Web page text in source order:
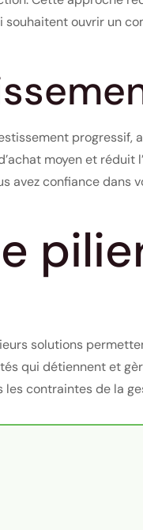
ouvrir un
progressif,
moyen et réduit
avez confiance dans
solutions
qui détiennent et
les contraintes de la